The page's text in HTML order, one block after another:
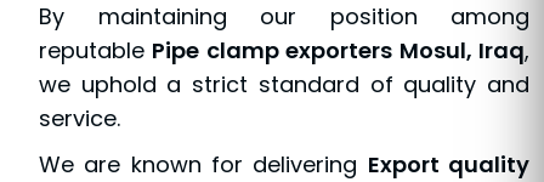
By maintaining our position among
reputable Pipe clamp exporters Mosul, Iraq,
we uphold a strict standard of quality and
service.
We are known for delivering Export quality